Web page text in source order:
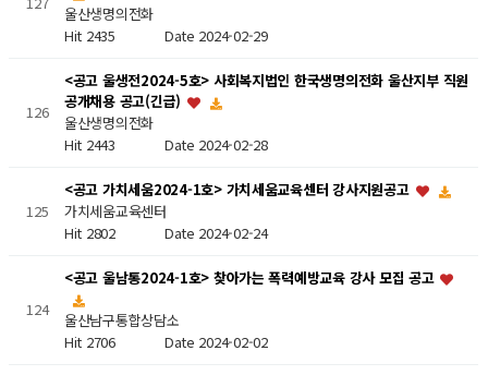
울산생명의전화
Hit 2435 Date 2024-02-29
126
<공고 울생전2024-5호> 사회복지법인 한국생명의전화 울산지부 직원
공개채용 공고(긴급)
울산생명의전화
Hit 2443 Date 2024-02-28
125
<공고 가치세움2024-1호> 가치세움교육센터 강사지원공고
가치세움교육센터
Hit 2802 Date 2024-02-24
124
<공고 울남통2024-1호> 찾아가는 폭력예방교육 강사 모집 공고
울산남구통합상담소
Hit 2706 Date 2024-02-02